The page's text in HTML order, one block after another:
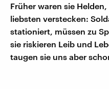
Früher waren sie
liebsten verstecken:
stationiert, müssen zu
sie riskieren Leib und
taugen sie uns aber